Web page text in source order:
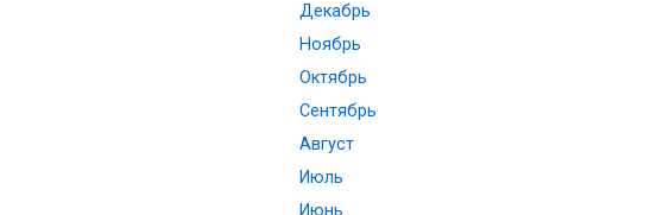
Декабрь
Ноябрь
Октябрь
Сентябрь
Август
Июль
Июнь